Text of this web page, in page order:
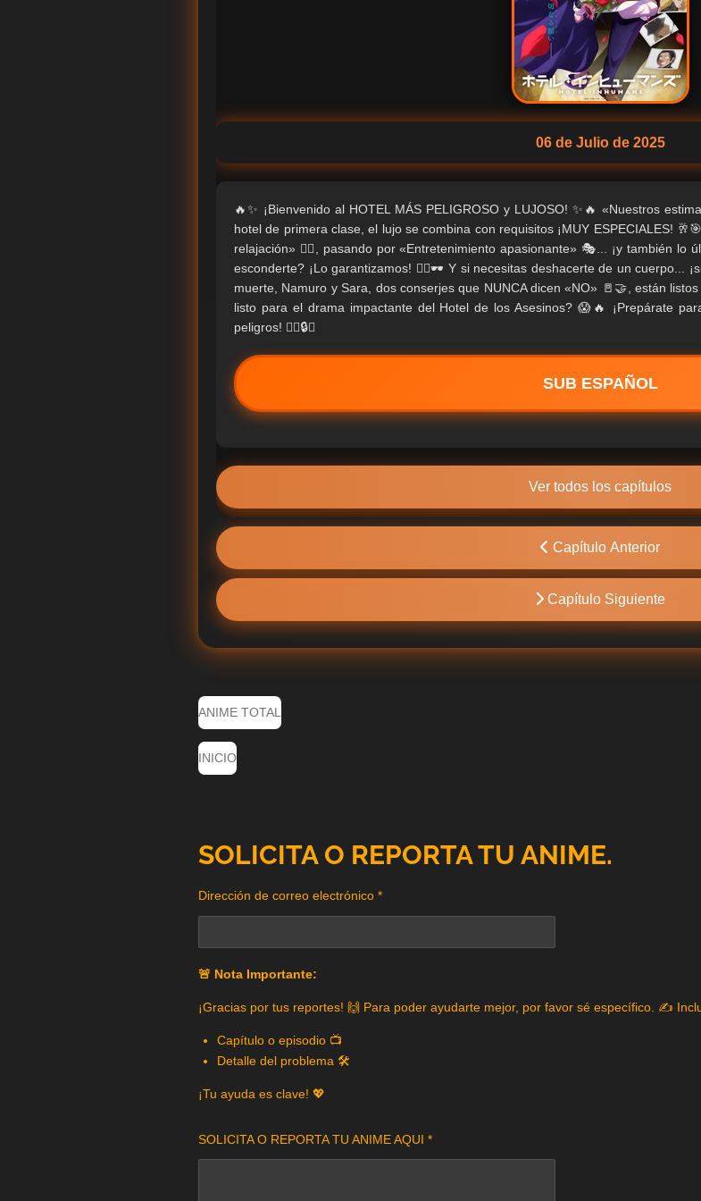
06 de Julio de 2025
🔥✨ ¡Bienvenido al HOTEL MÁS PELIGROSO y LUJOSO! ✨🔥 «Nuestros
hotel de primera clase, el lujo se combina con requisitos ¡MUY ESPECIALES!
relajación» 🧘‍♂️, pasando por «Entretenimiento apasionante» 🎭... ¡y también lo
esconderte? ¡Lo garantizamos! 🕵️‍♂️🕶️ Y si necesitas deshacerte de un cuerpo...
muerte, Namuro y Sara, dos conserjes que NUNCA dicen «NO» 🚪🤝, están
listo para el drama impactante del Hotel de los Asesinos? 😱🔥 ¡Prepárate
peligros! 🕵️‍♂️🔒💥
SUB ESPAÑOL
Ver todos los capítulos
Capítulo Anterior
Capítulo Siguiente
ANIME TOTAL
INICIO
SOLICITA O REPORTA TU ANIME.
Dirección de correo electrónico *
🚨 Nota Importante:
¡Gracias por tus reportes! 🙌 Para poder ayudarte mejor, por favor sé específico. ✍️
Capítulo o episodio 📺
Detalle del problema 🛠️
¡Tu ayuda es clave! 💖
SOLICITA O REPORTA TU ANIME AQUI *